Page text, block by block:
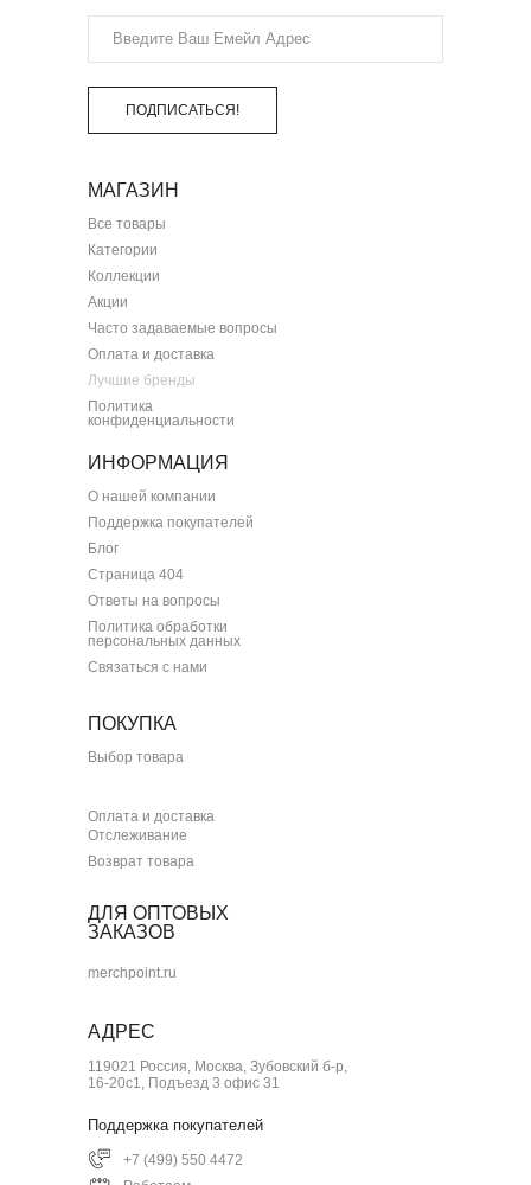
ПОДПИСАТЬСЯ!
МАГАЗИН
ИНФОРМАЦИЯ
ПОКУПКА
АДРЕС
Все товары
Категории
Коллекции
Акции
Часто задаваемые вопросы
Оплата и доставка
Лучшие бренды
Политика
конфиденциальности
О нашей компании
Поддержка покупателей
Блог
Страница 404
Ответы на вопросы
Политика обработки
персональных данных
Связаться с нами
Выбор товара
Оплата и доставка
Отслеживание
119021 Россия, Москва, Зубовский б-р,
16-20с1, Подъезд 3 офис 31
Поддержка покупателей
+7 (499) 550 4472
Возврат товара
ДЛЯ ОПТОВЫХ
ЗАКАЗОВ
merchpoint.ru